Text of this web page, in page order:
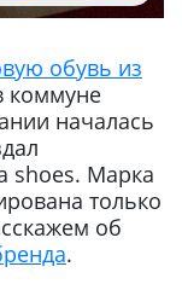
обувь из
коммуне
началась
shoes. Марка
только
об
.